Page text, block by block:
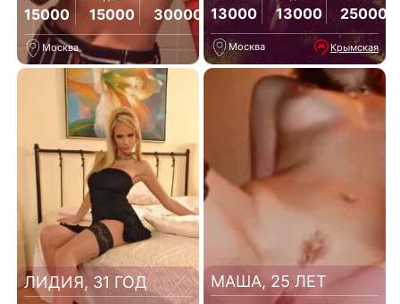
15000 15000 30000
Москва
13000 13000 25000
Москва Крымская
ЛИДИЯ, 31 ГОД МАША, 25 ЛЕТ